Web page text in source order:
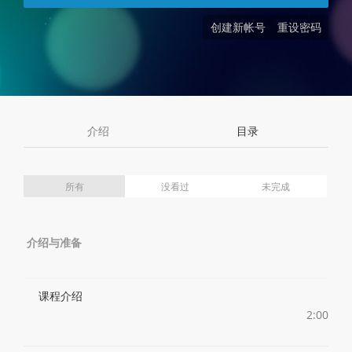
创建新帐号 重设密码
介绍 目录
所有 没看过 未完成
介绍与准备
课程介绍
2:00